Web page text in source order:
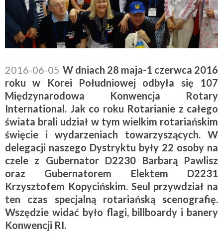
2016-06-05 W dniach 28 maja-1 czerwca 2016
roku w Korei Południowej odbyła się 107
Międzynarodowa Konwencja Rotary
International. Jak co roku Rotarianie z całego
świata brali udział w tym wielkim rotariańskim
święcie i wydarzeniach towarzyszących. W
delegacji naszego Dystryktu były 22 osoby na
czele z Gubernator D2230 Barbarą Pawlisz
oraz Gubernatorem Elektem D2231
Krzysztofem Kopycińskim. Seul przywdział na
ten czas specjalną rotariańską scenografię.
Wszędzie widać było flagi, billboardy i banery
Konwencji RI.